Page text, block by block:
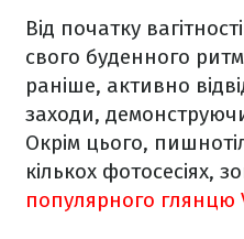
Від початку
свого буденного
раніше, активно
заходи,
Окрім цього,
кількох фотосесіях,
популярного глянцю